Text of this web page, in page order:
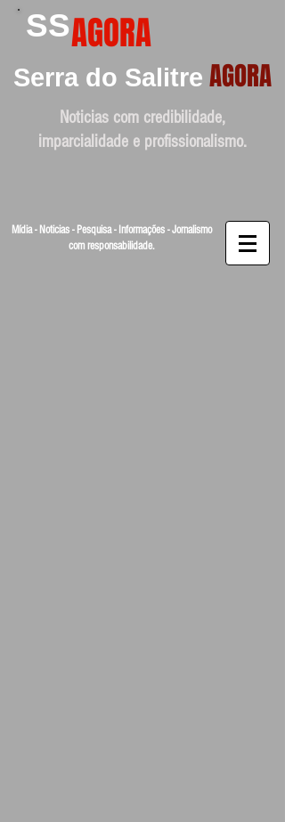
SSAGORA
Serra do Salitre AGORA
Noticias com credibilidade,
imparcialidade e profissionalismo.
Mídia - Noticias - Pesquisa - Informações - Jornalismo
com responsabilidade.